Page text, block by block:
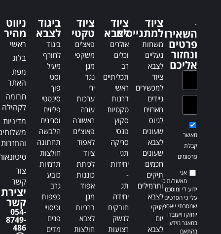
t
i
v
t
השאירו
פרטים
ונחזור
אליכם
מאשר
קבלת
פרסומים
אני
מאשר/ת כי
ידוע לי ומוסכם
עלי כי הפרטים
שמסרתי ייאספו,
יוחזקו ויעובדו
במאגר מידע
בהתאם
ציוד
למתגייסים
משחות
נעליים
לצבא
ציוד
למכשירים
ניידים
מארזים
לגיוס
שעונים
לצבא
שעונים
חכמים
תיקים
ותרמילים
לצבא
תיקי
יום
לצבא
ציוד
לצבא
אולרים
וכלים
רב
תכליתיים
ראשי
דרגות
טקטיות
סקוץ
פנסי
סריקה
תגי
יחידות
-
תג
יחידה
חובקים
לנשק
רצועות
ציוד
טקטי
פאצ'ים
משקפי
מגן
נגד
ירי
ערכות
עזרה
ראשונה
פאוצ'ים
לאפוד
ציוד
לכיתת
כוננות
אפוד
מגן
ברכיות
לצבא
חולצות
ביגוד
לצבא
ביגוד
לחורף
מעיל
וסט
פוך
סינטטי
פליזים
וסריגים
הלבשה
תחתונה
חולצות
תרמיות
כובע
גרב
כפפות
וכיסויי
פנים
מדים
ניווט
מהיר
ראשי
בלוג
מפת
האתר
תרומה
לקהילה
מדיניות
והחזרות
צור
קשר
יצירת
קשר
054-
8749-
486